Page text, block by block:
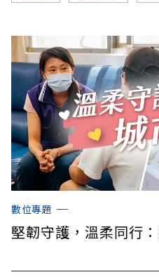
數位專題
堅韌守護，溫柔同行